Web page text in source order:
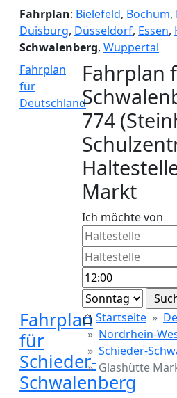
Fahrplan: Bielefeld, Bochum,
Duisburg, Düsseldorf, Essen,
Schwalenberg, Wuppertal
Fahrplan
für
Deutschland
Fahrplan
774
Markt
Ich möchte von
Fahrplan
für
Schieder-
Schwalenberg
Startseite
Nordrhein-
Schieder-
Glashütte